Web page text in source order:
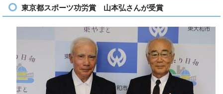
東京都スポーツ功労賞 山本弘さんが受賞